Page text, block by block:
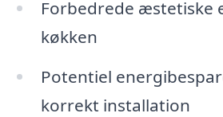
Forbedrede æstetiske
køkken
Potentiel
korrekt installation